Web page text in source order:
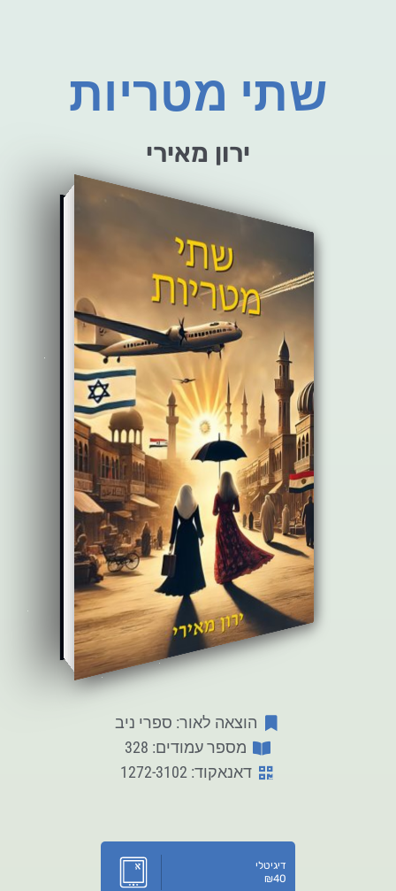
שתי מטריות
ירון מאירי
הוצאה לאור: ספרי ניב
מספר עמודים: 328
דאנאקוד: 1272-3102
דיגיטלי
₪40